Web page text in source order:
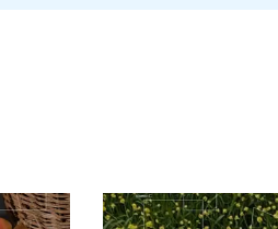
з утворенням серотоніну, який
і S-
супероксиду, який може